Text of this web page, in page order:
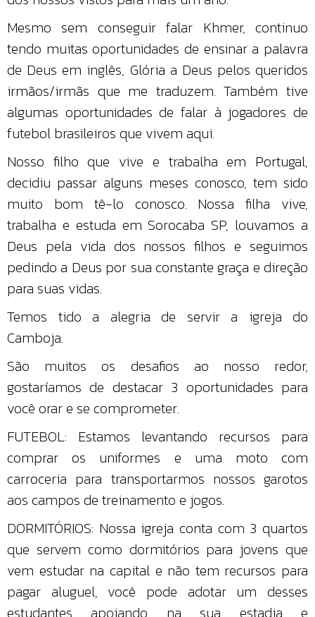
Mesmo sem conseguir falar Khmer, continuo
tendo muitas oportunidades de ensinar a palavra
de Deus em inglês, Glória a Deus pelos queridos
irmãos/irmãs que me traduzem. Também tive
algumas oportunidades de falar à jogadores de
futebol brasileiros que vivem aqui.
Nosso filho que vive e trabalha em Portugal,
decidiu passar alguns meses conosco, tem sido
muito bom tê-lo conosco. Nossa filha vive,
trabalha e estuda em Sorocaba SP, louvamos a
Deus pela vida dos nossos filhos e seguimos
pedindo a Deus por sua constante graça e direção
para suas vidas.
Temos tido a alegria de servir a igreja do
Camboja.
São muitos os desafios ao nosso redor,
gostaríamos de destacar 3 oportunidades para
você orar e se comprometer.
FUTEBOL: Estamos levantando recursos para
comprar os uniformes e uma moto com
carroceria para transportarmos nossos garotos
aos campos de treinamento e jogos.
DORMITÓRIOS: Nossa igreja conta com 3 quartos
que servem como dormitórios para jovens que
vem estudar na capital e não tem recursos para
pagar aluguel, você pode adotar um desses
estudantes apoiando na sua estadia e